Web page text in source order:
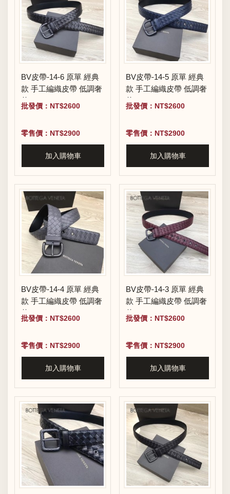
BV皮帶-14-6 原單 經典
款 手工編織皮帶 低調奢
華
批發價：NT$2600
零售價：NT$2900
加入購物車
BV皮帶-14-5 原單 經典
款 手工編織皮帶 低調奢
華
批發價：NT$2600
零售價：NT$2900
加入購物車
BV皮帶-14-4 原單 經典
款 手工編織皮帶 低調奢
華
批發價：NT$2600
零售價：NT$2900
加入購物車
BV皮帶-14-3 原單 經典
款 手工編織皮帶 低調奢
華
批發價：NT$2600
零售價：NT$2900
加入購物車